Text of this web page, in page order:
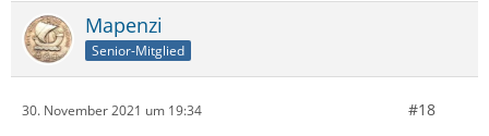
Mapenzi
Senior-Mitglied
30. November 2021 um 19:34 #18